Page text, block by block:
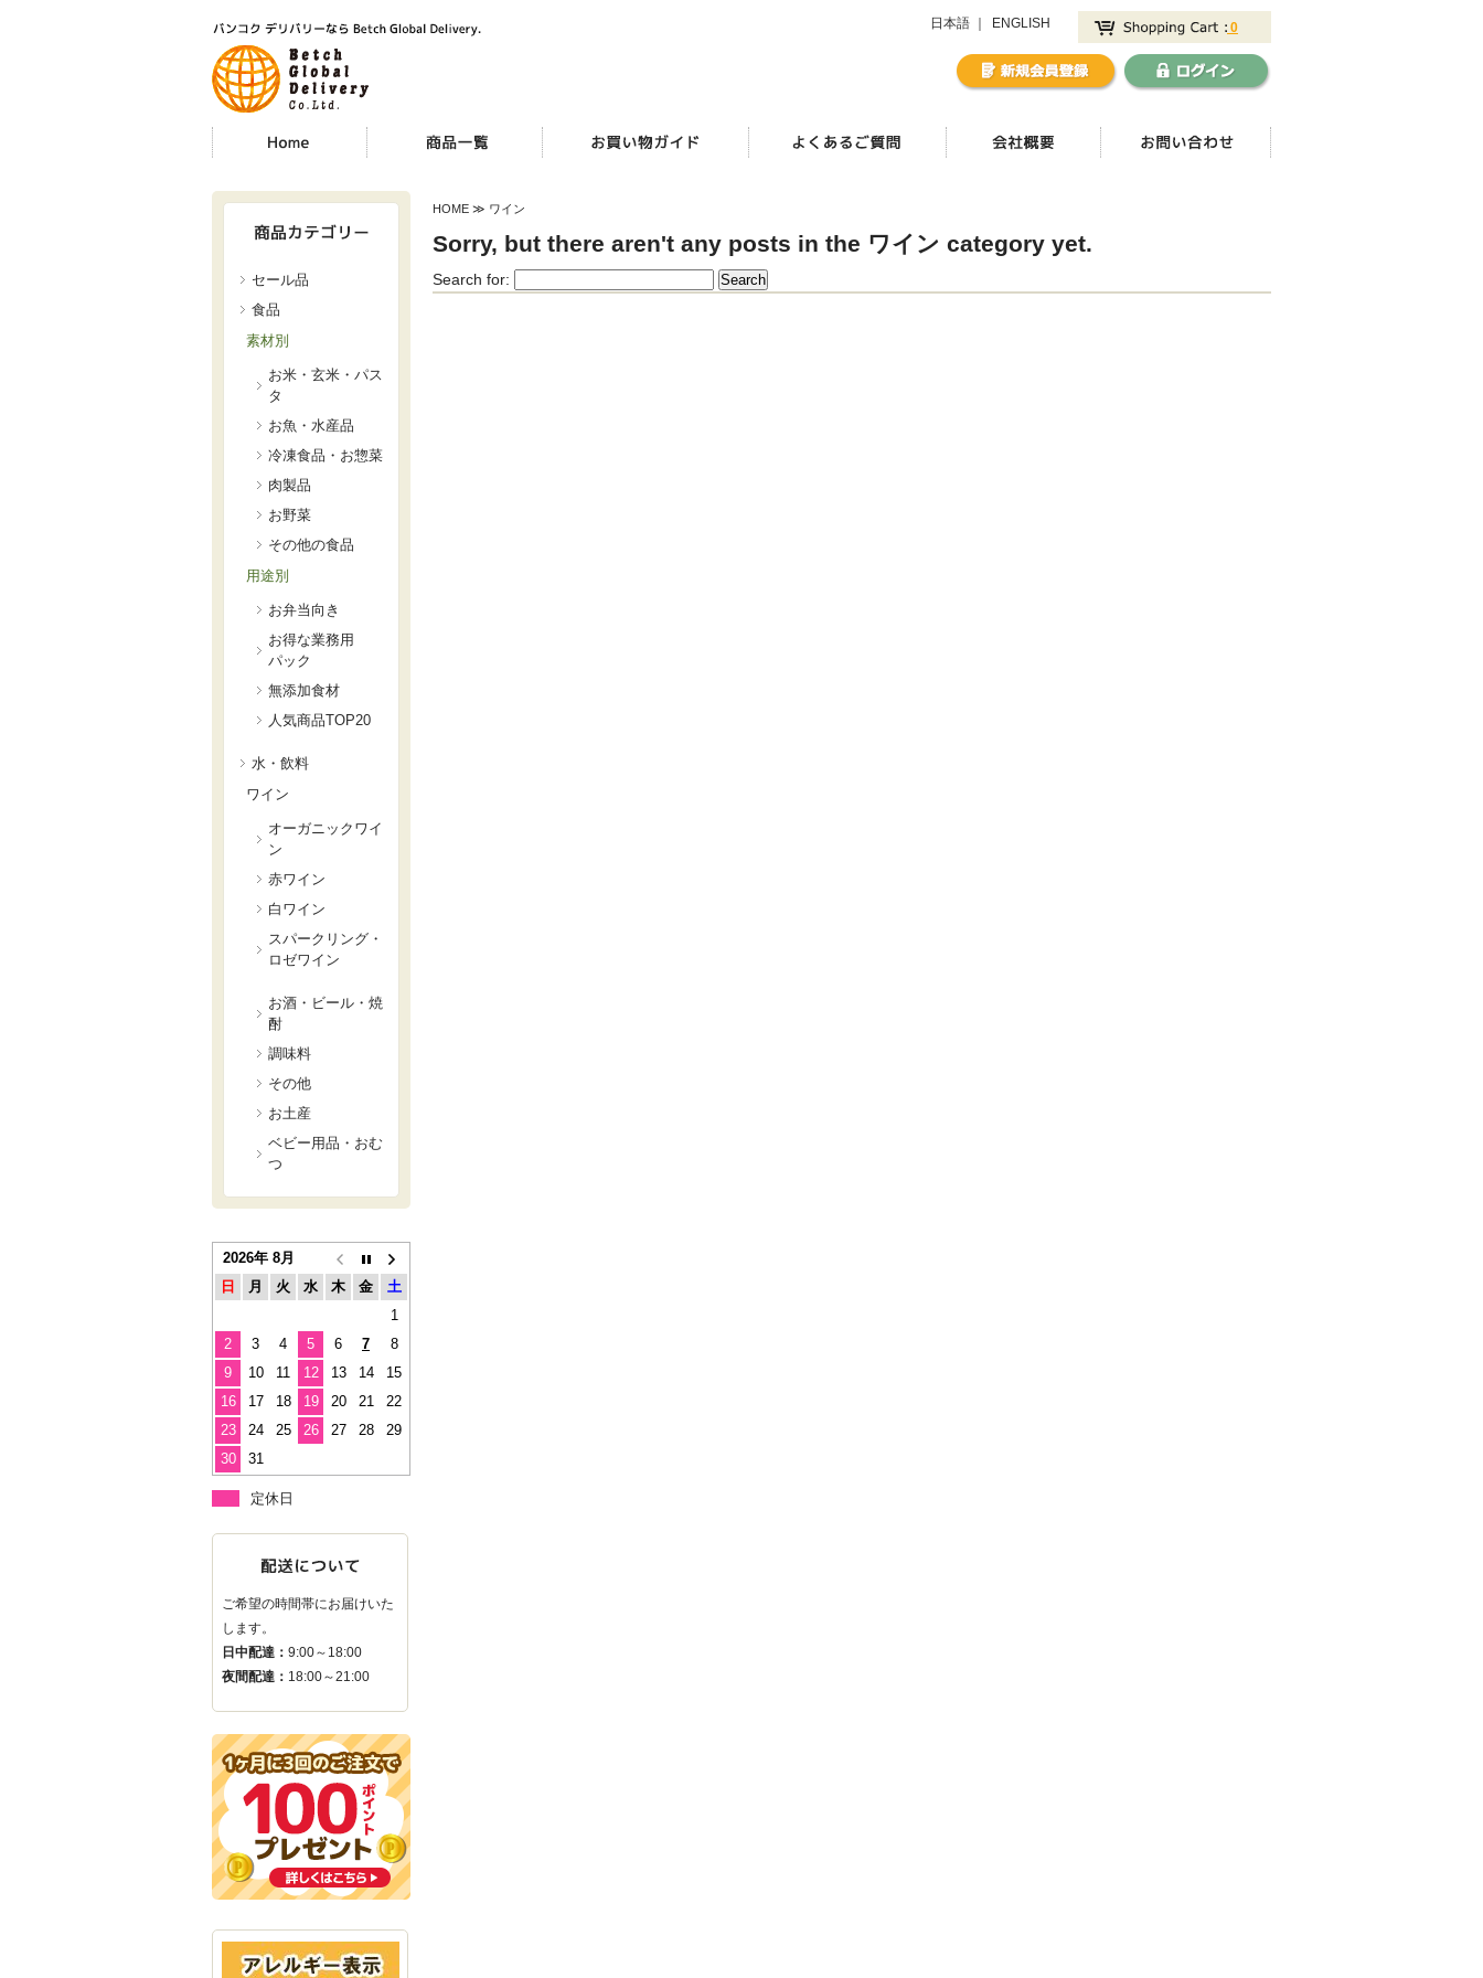
0
ENGLISH
日本語
HOME ≫ ワイン
Sorry, but there aren't any posts in the ワイン category yet.
Search for:
セール品
食品
素材別
お米・玄米・パス
タ
お魚・水産品
冷凍食品・お惣菜
肉製品
お野菜
その他の食品
用途別
お弁当向き
お得な業務用
パック
無添加食材
人気商品TOP20
水・飲料
ワイン
オーガニックワイ
ン
赤ワイン
白ワイン
スパークリング・
ロゼワイン
お酒・ビール・焼
酎
調味料
その他
お土産
ベビー用品・おむ
つ
2026年 8月
日
月 火 水 木 金
土
1
2
3 4 5 6 7
8
9
10 11 12 13 14
15
16
17 18 19 20 21
22
23
24 25 26 27 28
29
30
31
定休日
ご希望の時間帯にお届けいた
します。
日中配達： 9:00～18:00
夜間配達： 18:00～21:00